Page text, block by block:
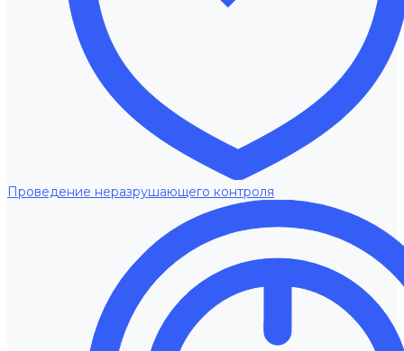
Проведение неразрушающего контроля